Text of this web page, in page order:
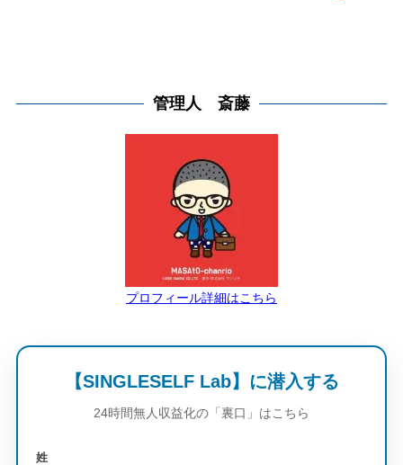
管理人 斎藤
プロフィール詳細はこちら
【SINGLESELF Lab】に潜入する
24時間無人収益化の「裏口」はこちら
姓